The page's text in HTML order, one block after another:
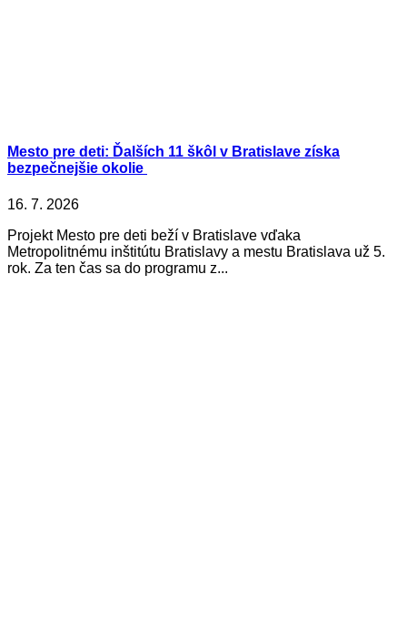
Mesto pre deti: Ďalších 11 škôl v Bratislave získa
bezpečnejšie okolie
16. 7. 2026
Projekt Mesto pre deti beží v Bratislave vďaka
Metropolitnému inštitútu Bratislavy a mestu Bratislava už 5.
rok. Za ten čas sa do programu z...